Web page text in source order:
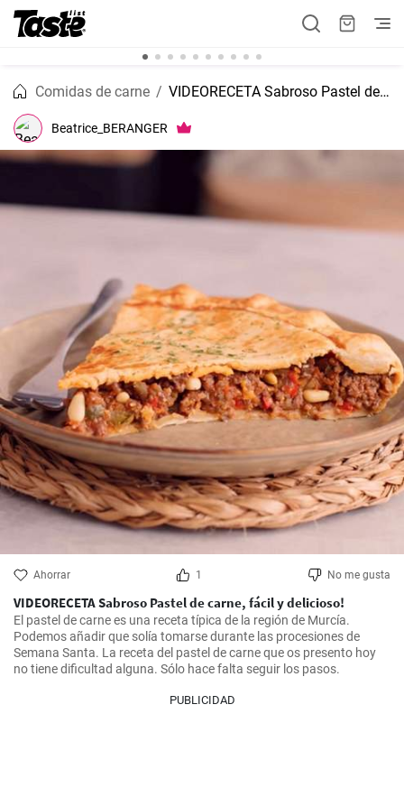
Comidas de carne VIDEORECETA Sabroso Pastel de carne, fácil y delicioso!
Beatrice_BERANGER
Ahorrar 1 No me gusta
VIDEORECETA Sabroso Pastel de carne, fácil y delicioso!
El pastel de carne es una receta típica de la región de Murcía.
Podemos añadir que solía tomarse durante las procesiones de
Semana Santa. La receta del pastel de carne que os presento hoy
no tiene dificultad alguna. Sólo hace falta seguir los pasos.
PUBLICIDAD